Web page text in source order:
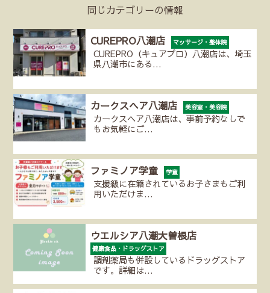
同じカテゴリーの情報
CUREPRO八潮店 マッサージ・整体院
CUREPRO（キュアプロ）八潮店は、埼玉
県八潮市にある…
カークスヘア八潮店 美容室・美容院
カークスヘア八潮店は、事前予約なしで
もお気軽にご…
ファミノア学童 学童
支援級に在籍されているお子さまもご利
用いただけま…
ウエルシア八潮大曽根店
健康食品・ドラッグストア
調剤薬局も併設しているドラッグストア
です。詳細は…